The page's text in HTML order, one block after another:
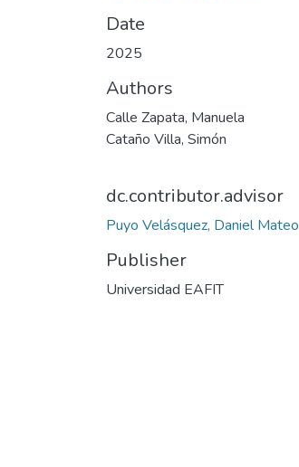
Date
2025
Authors
Calle Zapata, Manuela
Cataño Villa, Simón
dc.contributor.advisor
Puyo Velásquez, Daniel Mateo
Publisher
Universidad EAFIT